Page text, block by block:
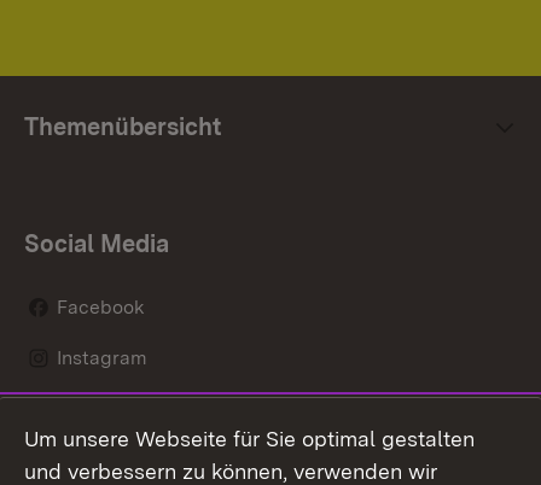
Themenübersicht
Social Media
Facebook
Instagram
Social Wall
Um unsere Webseite für Sie optimal gestalten
und verbessern zu können, verwenden wir